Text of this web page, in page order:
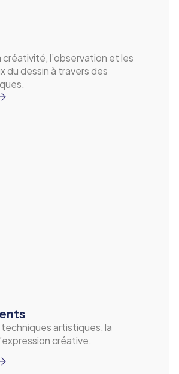
l’observation et les
du dessin à travers des
artistiques, la
créative.